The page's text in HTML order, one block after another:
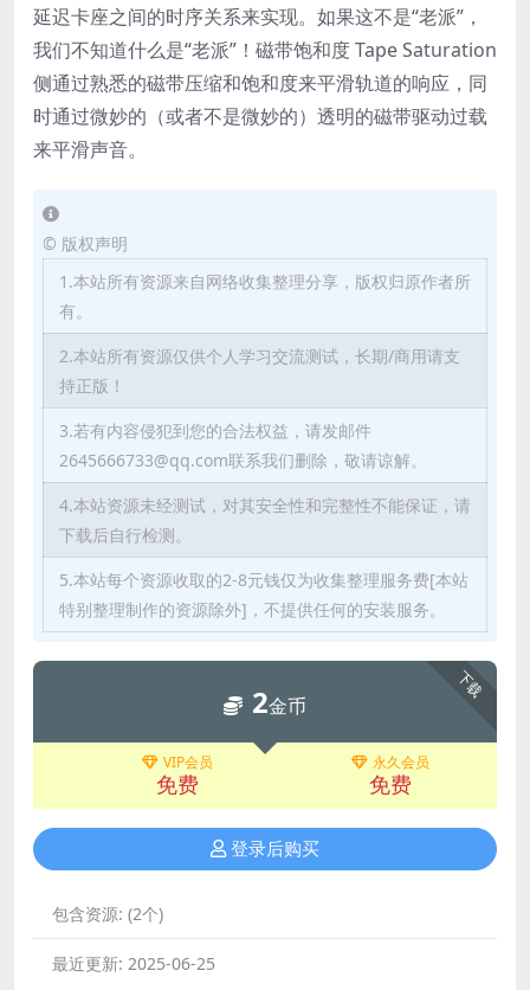
延迟卡座之间的时序关系来实现。如果这不是“老派”，
我们不知道什么是“老派”！磁带饱和度 Tape Saturation
侧通过熟悉的磁带压缩和饱和度来平滑轨道的响应，同
时通过微妙的（或者不是微妙的）透明的磁带驱动过载
来平滑声音。
© 版权声明
1.本站所有资源来自网络收集整理分享，版权归原作者所
有。
2.本站所有资源仅供个人学习交流测试，长期/商用请支
持正版！
3.若有内容侵犯到您的合法权益，请发邮件
2645666733@qq.com联系我们删除，敬请谅解。
4.本站资源未经测试，对其安全性和完整性不能保证，请
下载后自行检测。
5.本站每个资源收取的2-8元钱仅为收集整理服务费[本站
特别整理制作的资源除外]，不提供任何的安装服务。
下载
2金币
VIP会员
免费
永久会员
免费
登录后购买
包含资源: (2个)
最近更新: 2025-06-25